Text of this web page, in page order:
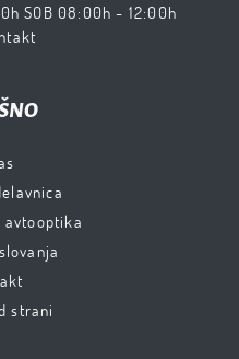
SOB 08:00h - 12:00h
strani